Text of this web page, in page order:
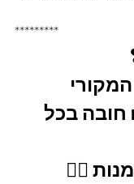
*********
master slicer חובה בכל
👇🏼